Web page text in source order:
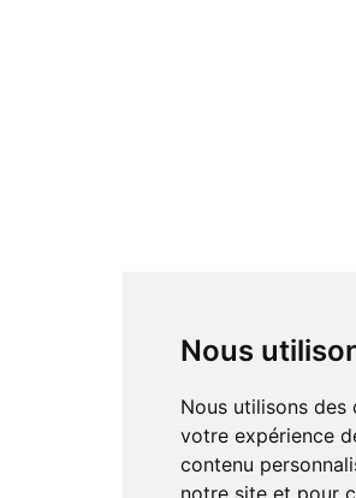
Nous
Nous utilisons des cookies et d'autres technologies de suivi pour améliorer
votre expérience
contenu
notre site et pour